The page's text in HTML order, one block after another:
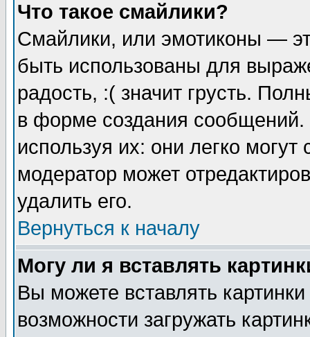
Что такое смайлики?
Смайлики, или эмотиконы —
быть использованы для
радость, :( значит грусть.
в форме создания сообщений.
используя их: они легко
модератор может
удалить его.
Вернуться к началу
Могу ли я вставлять
Вы можете вставлять
возможности загружать